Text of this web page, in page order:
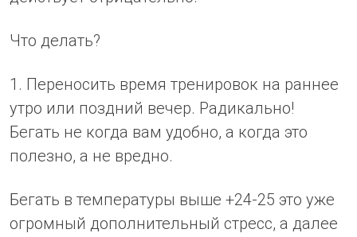
Что делать?
1. Переносить время тренировок на раннее
утро или поздний вечер. Радикально!
Бегать не когда вам удобно, а когда это
полезно, а не вредно.
Бегать в температуры выше +24-25 это уже
огромный дополнительный стресс, а далее